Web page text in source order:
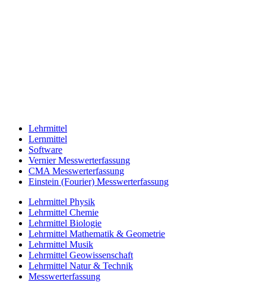
Lehrmittel
Lernmittel
Software
Vernier Messwerterfassung
CMA Messwerterfassung
Einstein (Fourier) Messwerterfassung
Lehrmittel Physik
Lehrmittel Chemie
Lehrmittel Biologie
Lehrmittel Mathematik & Geometrie
Lehrmittel Musik
Lehrmittel Geowissenschaft
Lehrmittel Natur & Technik
Messwerterfassung